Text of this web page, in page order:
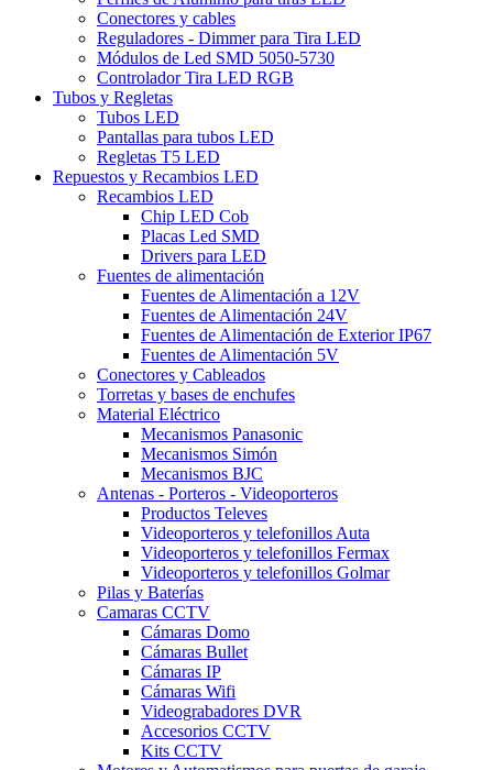
Conectores y cables
Reguladores - Dimmer para Tira LED
Módulos de Led SMD 5050-5730
Controlador Tira LED RGB
Tubos y Regletas
Tubos LED
Pantallas para tubos LED
Regletas T5 LED
Repuestos y Recambios LED
Recambios LED
Chip LED Cob
Placas Led SMD
Drivers para LED
Fuentes de alimentación
Fuentes de Alimentación a 12V
Fuentes de Alimentación 24V
Fuentes de Alimentación de Exterior IP67
Fuentes de Alimentación 5V
Conectores y Cableados
Torretas y bases de enchufes
Material Eléctrico
Mecanismos Panasonic
Mecanismos Simón
Mecanismos BJC
Antenas - Porteros - Videoporteros
Productos Televes
Videoporteros y telefonillos Auta
Videoporteros y telefonillos Fermax
Videoporteros y telefonillos Golmar
Pilas y Baterías
Camaras CCTV
Cámaras Domo
Cámaras Bullet
Cámaras IP
Cámaras Wifi
Videograbadores DVR
Accesorios CCTV
Kits CCTV